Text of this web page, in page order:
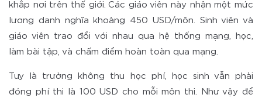
khắp nơi trên thế giới. Các giáo viên này nhận một mức
lương danh nghĩa khoảng 450 USD/môn. Sinh viên và
giáo viên trao đổi với nhau qua hệ thống mạng, học,
làm bài tập, và chấm điểm hoàn toàn qua mạng.
Tuy là trường không thu học phí, học sinh vẫn phải
đóng phí thi là 100 USD cho mỗi môn thi. Như vậy để